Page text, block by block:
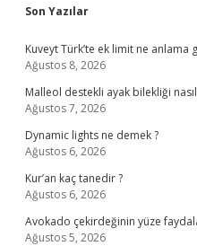
Sidebar
Son Yazılar
Kuveyt Türk’te ek limit ne anlama
Ağustos 8, 2026
Malleol destekli ayak bilekliği nasıl
Ağustos 7, 2026
Dynamic lights ne demek ?
Ağustos 6, 2026
Kur’an kaç tanedir ?
Ağustos 6, 2026
Avokado çekirdeğinin yüze
Ağustos 5, 2026